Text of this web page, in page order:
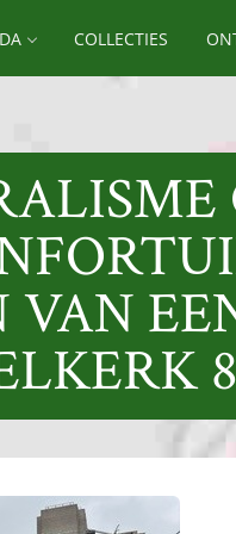
COLLECTIES